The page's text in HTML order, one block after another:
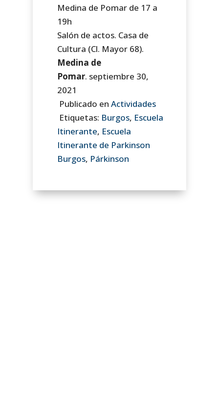
Medina de Pomar de 17 a
19h
Salón de actos. Casa de
Cultura (Cl. Mayor 68).
Medina de
Pomar. septiembre 30,
2021
Publicado enActividades
Etiquetas: Burgos, Escuela
Itinerante, Escuela
Itinerante de Parkinson
Burgos, Párkinson